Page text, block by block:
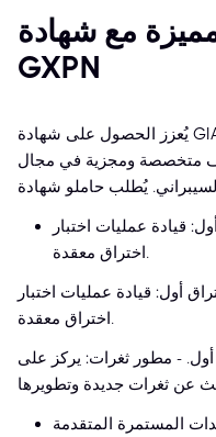
مع شهادة
GXPN
يُعزز الحصول على شهادة GIAC GXPN مسارك المهني بشكل كبير،
متخصصة ومجزية في مجال
قيادة عمليات اختبار
اختراق معقدة.
أول: قيادة عمليات اختبار
اختراق معقدة.
أول. - مطور ثغرات: يركز على
المستمرة المتقدمة